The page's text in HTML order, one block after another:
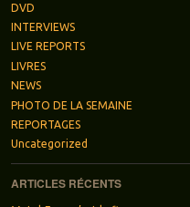
DVD
INTERVIEWS
LIVE REPORTS
LIVRES
NEWS
PHOTO DE LA SEMAINE
REPORTAGES
Uncategorized
ARTICLES RÉCENTS